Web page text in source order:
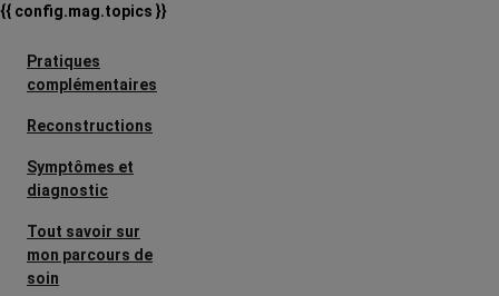
{{ config.mag.topics }}
Pratiques
complémentaires
Reconstructions
Symptômes et
diagnostic
Tout savoir sur
mon parcours de
soin